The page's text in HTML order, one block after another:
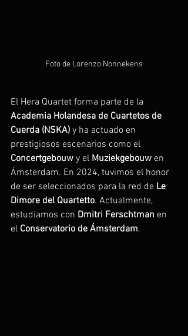
Foto de Lorenzo Nonnekens
El Hera Quartet forma parte de la
Academia Holandesa de Cuartetos de
Cuerda (NSKA) y ha actuado en
prestigiosos escenarios como el
Concertgebouw y el Muziekgebouw en
Ámsterdam. En 2024, tuvimos el honor
de ser seleccionados para la red de Le
Dimore del Quartetto. Actualmente,
estudiamos con Dmitri Ferschtman en
el Conservatorio de Ámsterdam.